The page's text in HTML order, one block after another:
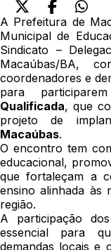
A Prefeitura de
Municipal de
Sindicato –
Macaúbas/BA,
coordenadores e
para
Qualificada, que
projeto de
Macaúbas.
O encontro tem
educacional,
que fortaleçam a
ensino alinhada às
região.
A participação
essencial para
demandas locais e